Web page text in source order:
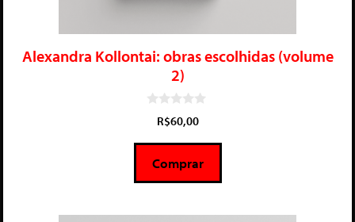
Alexandra Kollontai: obras escolhidas (volume
2)
5
R$60,00
Comprar